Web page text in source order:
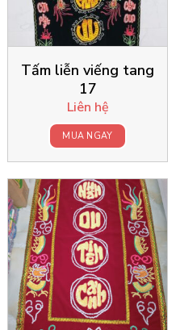
Tấm liễn viếng tang
17
Liên hệ
MUA NGAY